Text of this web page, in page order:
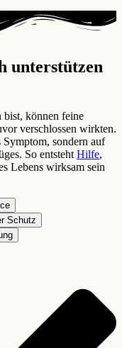
unterstützen
bist, können feine
verschlossen wirkten.
sondern auf
So entsteht Hilfe,
Lebens wirksam sein
Schutz